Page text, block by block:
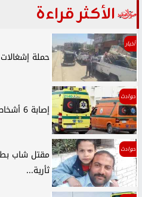
الأكثر قراءة
أخبار
حملة
حوادث
إصابة 6 أشخاص في انقلاب سيارة نصف نقل...
حوادث
مقتل شاب
ثأرية...